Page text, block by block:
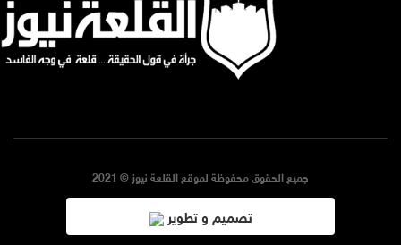
جميع الحقوق محفوظة لموقع القلعة نيوز © 2021
تصميم و تطوير